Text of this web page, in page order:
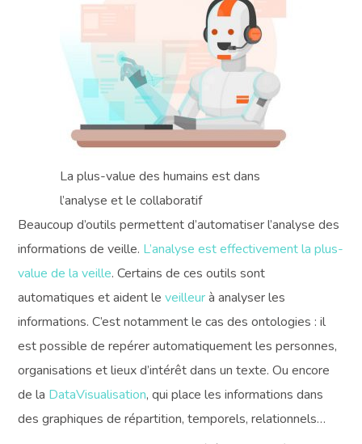
La plus-value des humains est dans
l’analyse et le collaboratif
Beaucoup d’outils permettent d’automatiser l’analyse des
informations de veille. L’analyse est effectivement la plus-
value de la veille. Certains de ces outils sont
automatiques et aident leveilleurà analyser les
informations. C’est notamment le cas des ontologies : il
est possible de repérer automatiquement les personnes,
organisations et lieux d’intérêt dans un texte. Ou encore
de la DataVisualisation, qui place les informations dans
des graphiques de répartition, temporels, relationnels…